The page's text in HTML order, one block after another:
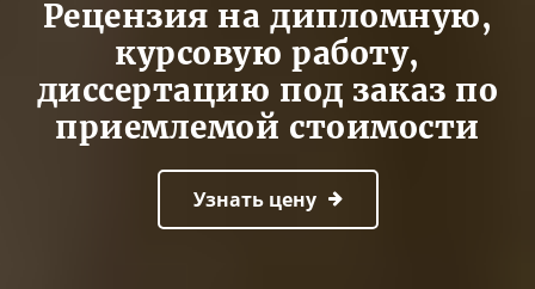
Рецензия на дипломную,
курсовую работу,
диссертацию под заказ по
приемлемой стоимости
Узнать цену